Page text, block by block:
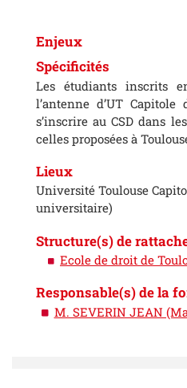
Enjeux
Spécificités
Les étudiants inscrits
l’antenne d’UT
s’inscrire au CSD dans
celles proposées à
Lieux
Université Toulouse
universitaire)
Structure(s) de
Ecole de droit de
Responsable(s) de la
M. SEVERIN JEAN